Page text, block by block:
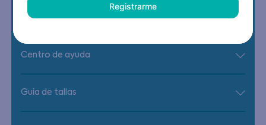
Centro de ayuda
Guía de tallas
Registrarme